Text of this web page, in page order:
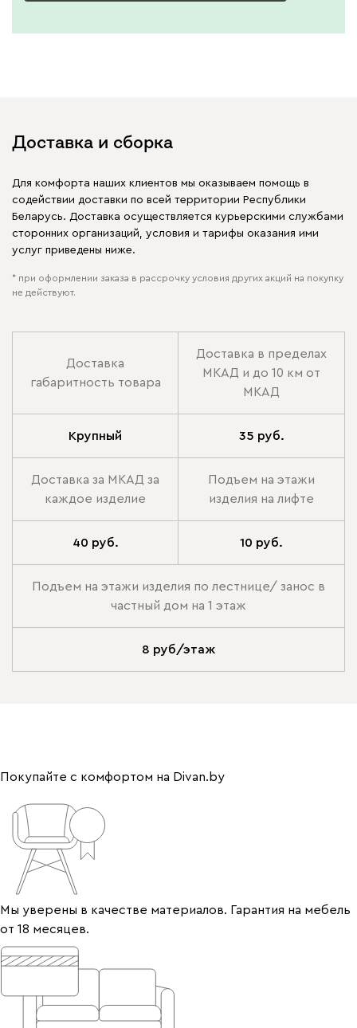
Доставка и сборка
Для комфорта наших клиентов мы оказываем помощь в
содействии доставки по всей территории Республики
Беларусь. Доставка осуществляется курьерскими службами
сторонних организаций, условия и тарифы оказания ими
услуг приведены ниже.
* при оформлении заказа в рассрочку условия других акций на покупку
не действуют.
Доставка
габаритность товара
Доставка в пределах
МКАД и до 10 км от
МКАД
Крупный 35 руб.
Доставка за МКАД за
каждое изделие
Подъем на этажи
изделия на лифте
40 руб. 10 руб.
Подъем на этажи изделия по лестнице/ занос в
частный дом на 1 этаж
8 руб/этаж
Покупайте с комфортом на Divan.by
Мы уверены в качестве материалов. Гарантия на мебель
от 18 месяцев.